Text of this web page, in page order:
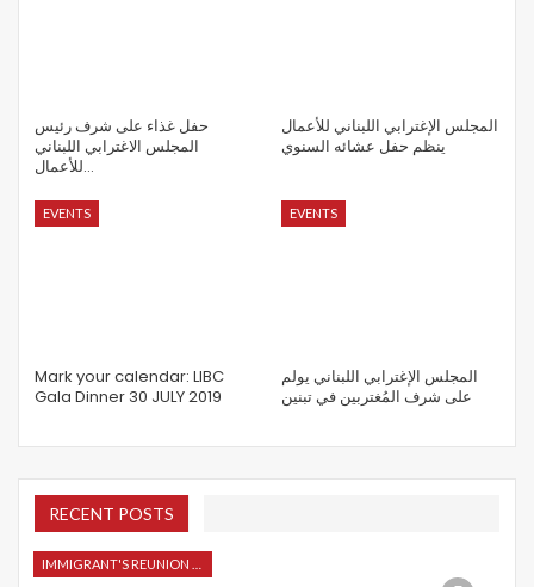
حفل غذاء على شرف رئيس
المجلس الاغترابي اللبناني
للأعمال…
المجلس الإغترابي اللبناني للأعمال
ينظم حفل عشائه السنوي
EVENTS
Mark your calendar: LIBC
Gala Dinner 30 JULY 2019
EVENTS
المجلس الإغترابي اللبناني يولم
على شرف المُغتربين في تبنين
RECENT POSTS